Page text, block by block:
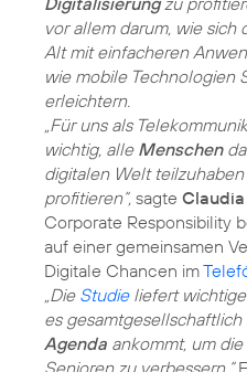
vor allem darum, wie sich
Alt mit einfacheren
wie mobile Technologien
erleichtern.
„Für uns als
wichtig, alle Menschen
digitalen Welt
profitieren“, sagte
Corporate Responsibility
auf einer gemeinsamen
Digitale Chancen im
„Die Studieliefert wichtige
es
Agenda ankommt, um
Senioren zu verbessern.“